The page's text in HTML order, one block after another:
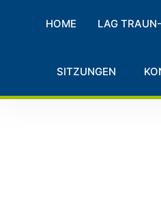
HOME LAG
SITZUNGEN